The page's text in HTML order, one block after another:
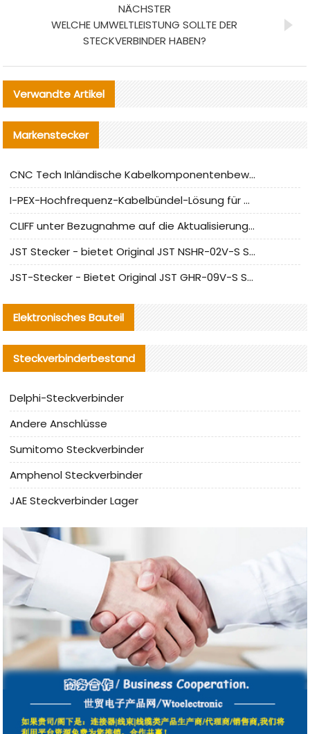
NÄCHSTER
WELCHE UMWELTLEISTUNG SOLLTE DER
STECKVERBINDER HABEN?
Verwandte Artikel
Markenstecker
CNC Tech Inländische Kabelkomponentenbewertung und Massenproduktionsanpassungsanleitung
I-PEX-Hochfrequenz-Kabelbündel-Lösung für die heimische Produktion analysiert
CLIFF unter Bezugnahme auf die Aktualisierung der chinesischen Stecker-Testnormen
JST Stecker - bietet Original JST NSHR-02V-S Stecker und Ersatzteile an
JST-Stecker - Bietet Original JST GHR-09V-S Stecker und Ersatzteile an
Elektronisches Bauteil
Steckverbinderbestand
Delphi-Steckverbinder
Andere Anschlüsse
Sumitomo Steckverbinder
Amphenol Steckverbinder
JAE Steckverbinder Lager